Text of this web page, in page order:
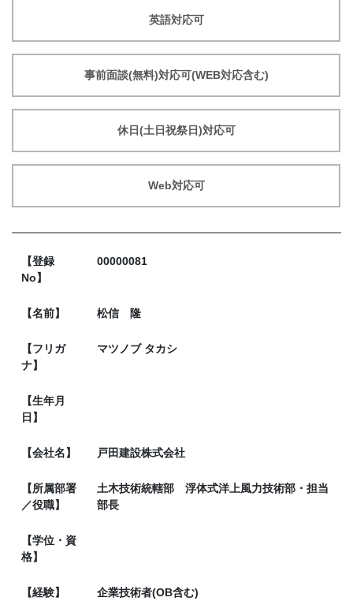
英語対応可
事前面談(無料)対応可(WEB対応含む)
休日(土日祝祭日)対応可
Web対応可
【登録
No】
00000081
【名前】 松信 隆
【フリガ
ナ】
マツノブ タカシ
【生年月
日】
【会社名】 戸田建設株式会社
【所属部署
／役職】
土木技術統轄部 浮体式洋上風力技術部・担当
部長
【学位・資
格】
【経験】 企業技術者(OB含む)